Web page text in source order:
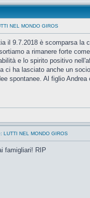
NEL MONDO GIROS
il 9.7.2018 è scomparsa la
a rimanere forte
e lo spirito positivo
ci ha lasciato anche un
spontanee. Al figlio
LUTTI NEL MONDO GIROS
famigliari! RIP